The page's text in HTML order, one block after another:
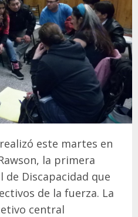
este martes en
la primera
de Discapacidad que
de la fuerza. La
central